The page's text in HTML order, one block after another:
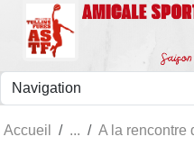
Accueil A la rencontre
Panneau de gestion des